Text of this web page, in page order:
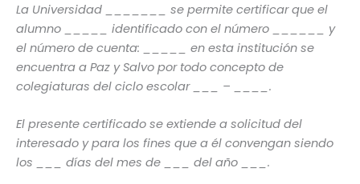
La Universidad _______ se permite certificar que el
alumno _____ identificado con el número ______ y
el número de cuenta: _____ en esta institución se
encuentra a Paz y Salvo por todo concepto de
colegiaturas del ciclo escolar ___ – ____.
El presente certificado se extiende a solicitud del
interesado y para los fines que a él convengan siendo
los ___ días del mes de ___ del año ___.